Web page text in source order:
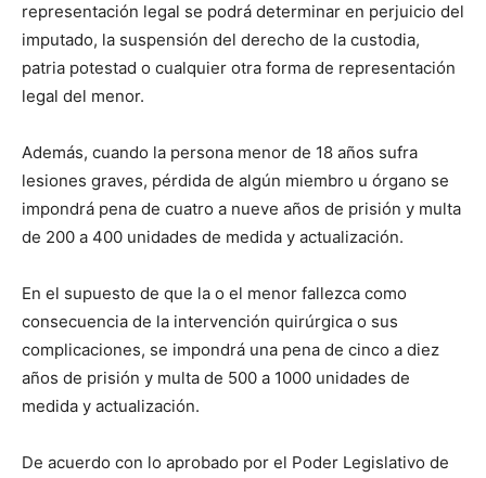
representación legal se podrá determinar en perjuicio del
imputado, la suspensión del derecho de la custodia,
patria potestad o cualquier otra forma de representación
legal del menor.
Además, cuando la persona menor de 18 años sufra
lesiones graves, pérdida de algún miembro u órgano se
impondrá pena de cuatro a nueve años de prisión y multa
de 200 a 400 unidades de medida y actualización.
En el supuesto de que la o el menor fallezca como
consecuencia de la intervención quirúrgica o sus
complicaciones, se impondrá una pena de cinco a diez
años de prisión y multa de 500 a 1000 unidades de
medida y actualización.
De acuerdo con lo aprobado por el Poder Legislativo de